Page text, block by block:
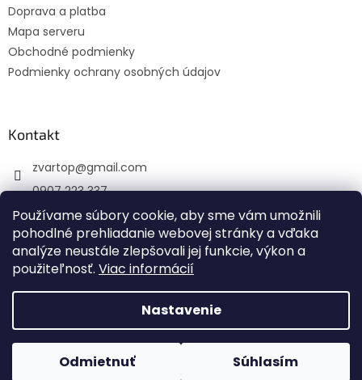
Používame súbory cookie, aby sme vám umožnili
pohodlné prehliadanie webovej stránky a vďaka
analýze neustále zlepšovali jej funkcie, výkon a
použiteľnosť. Viac informácií
Nastavenie
Odmietnuť Súhlasím
Doprava a platba
Mapa serveru
Obchodné podmienky
Podmienky ochrany osobných údajov
Kontakt
zvartop@gmail.com
0907 223 337
Sledujte nás na Facebooku
zvartop_s.r.o
Vytvoril Shoptet
Copyright 2026ZVARTOP s.r.o. . Všetky práva vyhradené.